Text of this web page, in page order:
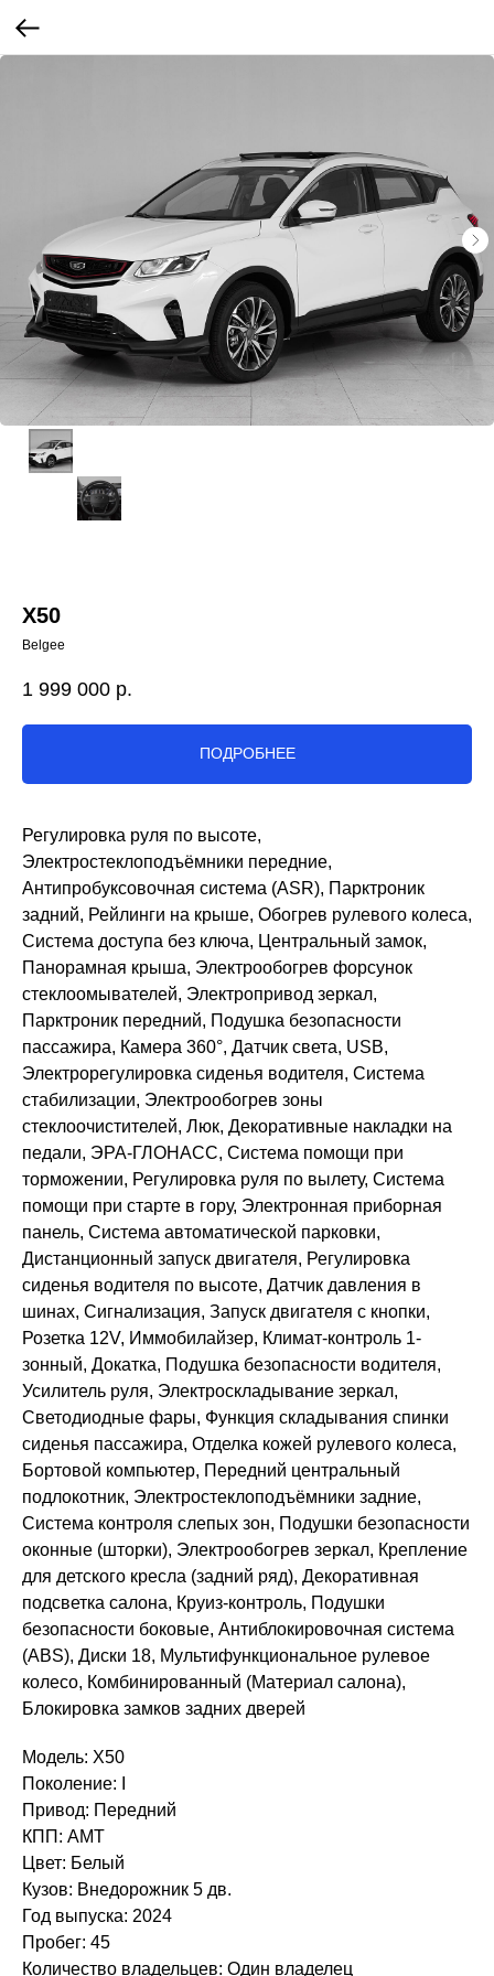
X50
Belgee
1 999 000 р.
ПОДРОБНЕЕ
Регулировка руля по высоте,
Электростеклоподъёмники передние,
Антипробуксовочная система (ASR), Парктроник
задний, Рейлинги на крыше, Обогрев рулевого колеса,
Система доступа без ключа, Центральный замок,
Панорамная крыша, Электрообогрев форсунок
стеклоомывателей, Электропривод зеркал,
Парктроник передний, Подушка безопасности
пассажира, Камера 360°, Датчик света, USB,
Электрорегулировка сиденья водителя, Система
стабилизации, Электрообогрев зоны
стеклоочистителей, Люк, Декоративные накладки на
педали, ЭРА-ГЛОНАСС, Система помощи при
торможении, Регулировка руля по вылету, Система
помощи при старте в гору, Электронная приборная
панель, Система автоматической парковки,
Дистанционный запуск двигателя, Регулировка
сиденья водителя по высоте, Датчик давления в
шинах, Сигнализация, Запуск двигателя с кнопки,
Розетка 12V, Иммобилайзер, Климат-контроль 1-
зонный, Докатка, Подушка безопасности водителя,
Усилитель руля, Электроскладывание зеркал,
Светодиодные фары, Функция складывания спинки
сиденья пассажира, Отделка кожей рулевого колеса,
Бортовой компьютер, Передний центральный
подлокотник, Электростеклоподъёмники задние,
Система контроля слепых зон, Подушки безопасности
оконные (шторки), Электрообогрев зеркал, Крепление
для детского кресла (задний ряд), Декоративная
подсветка салона, Круиз-контроль, Подушки
безопасности боковые, Антиблокировочная система
(ABS), Диски 18, Мультифункциональное рулевое
колесо, Комбинированный (Материал салона),
Блокировка замков задних дверей
Модель: X50
Поколение: I
Привод: Передний
КПП: AMT
Цвет: Белый
Кузов: Внедорожник 5 дв.
Год выпуска: 2024
Пробег: 45
Количество владельцев: Один владелец